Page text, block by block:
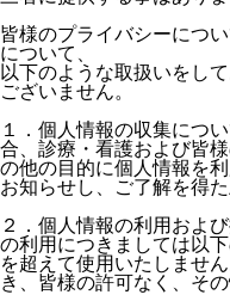
皆様のプライバシーにつ
について、
以下のような取扱いをし
ございません。
１．個人情報の収集につ
合、診療・看護および皆
の他の目的に個人情報を
お知らせし、ご了解を得
２．個人情報の利用およ
の利用につきましては以
を超えて使用いたしませ
き、皆様の許可なく、そ